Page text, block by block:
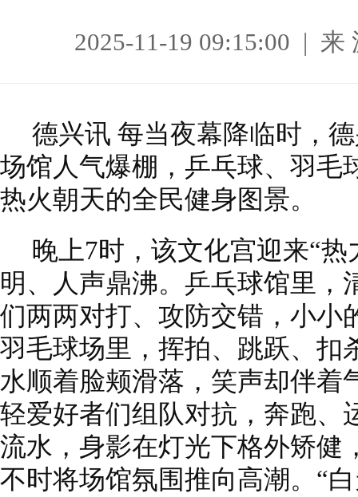
2025-11-19 09:15:00 |
德兴讯 每当夜幕降临时，
场馆人气爆棚，乒乓球、羽毛
热火朝天的全民健身图景。
晚上7时，该文化宫迎来“
明、人声鼎沸。乒乓球馆里，
们两两对打、攻防交错，小小
羽毛球场里，挥拍、跳跃、扣
水顺着脸颊滑落，笑声却伴着
轻爱好者们组队对抗，奔跑、
流水，身影在灯光下格外矫健
不时将场馆氛围推向高潮。“